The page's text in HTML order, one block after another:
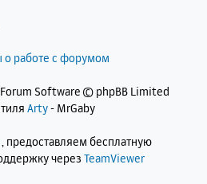
о работе с форумом
Software © phpBB Limited
Arty- MrGaby
, предоставляем бесплатную
через TeamViewer